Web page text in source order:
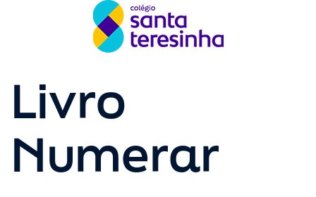
Livro
Numerar